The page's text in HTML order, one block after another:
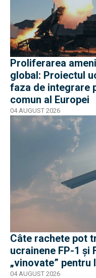
Proliferarea
global: Proiectul
faza de integrare
comun al Europei
04 AUGUST 2026
Câte rachete pot
ucrainene FP-1 și
„vinovate” pentru
04 AUGUST 2026